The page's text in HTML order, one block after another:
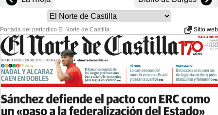
Portada del periodico El Norte de Castilla: Sitio web